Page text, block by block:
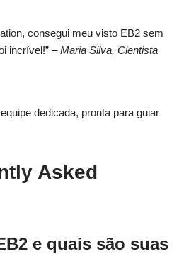
consegui meu visto EB2 sem
incrível!” –Maria Silva, Cientista
dedicada, pronta para guiar
Asked
e quais são suas